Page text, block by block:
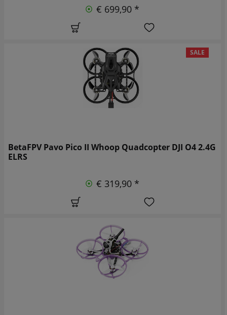
€ 699,90 *
SALE
BetaFPV Pavo Pico II Whoop Quadcopter DJI O4 2.4G
ELRS
€ 319,90 *